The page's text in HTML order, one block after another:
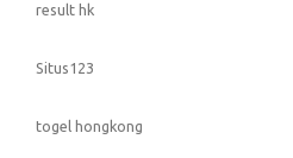
result hk
Situs123
togel hongkong